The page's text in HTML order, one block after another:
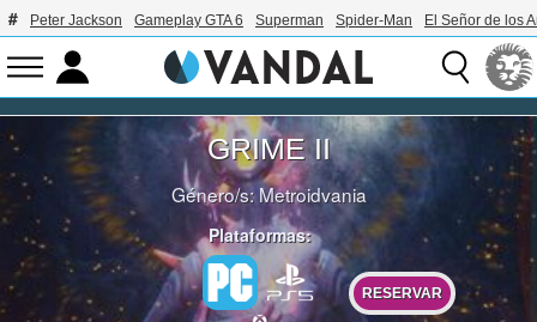
Peter Jackson Gameplay GTA 6 Superman Spider-Man El Señor de los
GRIME II
Género/s: Metroidvania
Plataformas:
RESERVAR